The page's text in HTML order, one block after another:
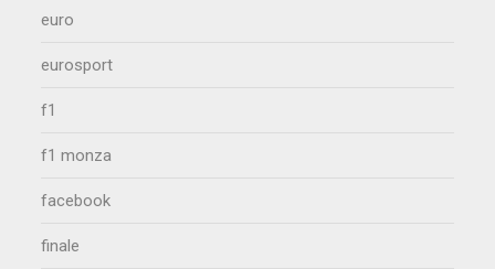
euro
eurosport
f1
f1 monza
facebook
finale